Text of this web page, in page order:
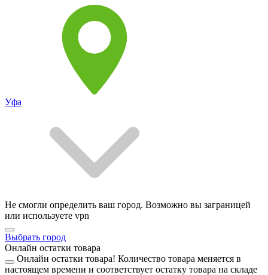
Уфа
Не смогли определить ваш город. Возможно вы заграницей
или используете vpn
Выбрать город
Онлайн остатки товара
Онлайн остатки товара! Количество товара меняется в
настоящем времени и соответствует остатку товара на складе